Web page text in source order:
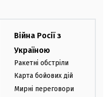
Війна Росії з
Україною
Ракетні обстріли
Карта бойових дій
Мирні переговори